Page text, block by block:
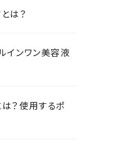
は？
インワン美容液
？使用するポ